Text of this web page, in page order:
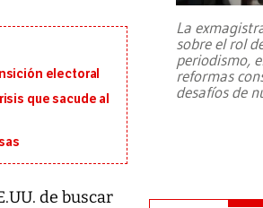
electoral
que sacude al
de buscar
una
La
sobre el rol
periodismo,
reformas
desafíos de